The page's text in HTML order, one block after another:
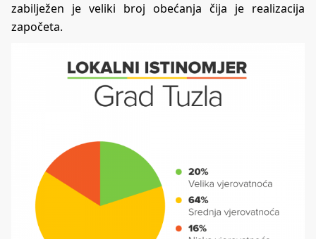
zabilježen je veliki broj obećanja čija je realizacija
započeta.